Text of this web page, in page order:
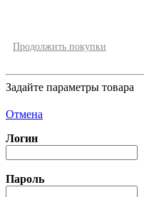
Продолжить покупки
Задайте параметры товара
Отмена
Логин
Пароль